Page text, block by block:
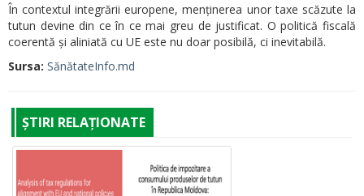
În contextul integrării europene, menținerea unor taxe scăzute la
tutun devine din ce în ce mai greu de justificat. O politică fiscală
coerentă și aliniată cu UE este nu doar posibilă, ci inevitabilă.
Sursa: SănătateInfo.md
ȘTIRI RELAȚIONATE